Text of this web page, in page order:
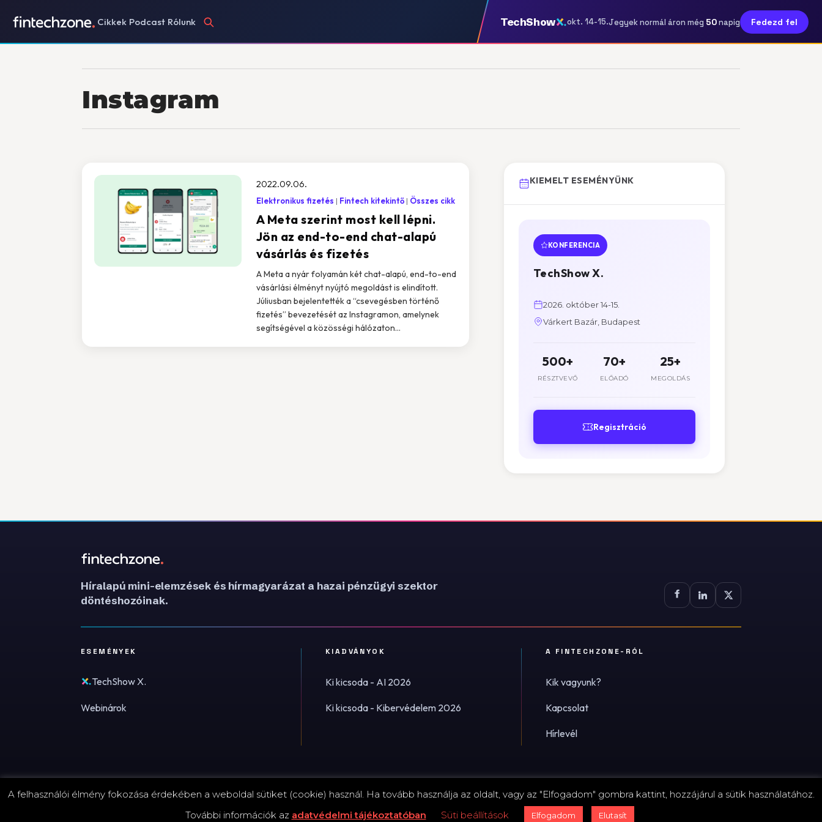
Cikkek Podcast Rólunk TechShow okt. 14-15.Jegyek normál áron még 50napig Fedezd fel
Instagram
A Meta szerint most kell lépni.
Jön az end-to-end chat-alapú
vásárlás és fizetés
2022.09.06.
Elektronikus fizetés Fintech kitekintő Összes cikk
A Meta a nyár folyamán két chat-alapú, end-to-end
vásárlási élményt nyújtó megoldást is elindított.
Júliusban bejelentették a “csevegésben történő
fizetés” bevezetését az Instagramon, amelynek
segítségével a közösségi hálózaton...
KIEMELT ESEMÉNYÜNK
KONFERENCIA
TechShow X.
2026. október 14-15.
Várkert Bazár, Budapest
500+
RÉSZTVEVŐ
70+
ELŐADÓ
25+
MEGOLDÁS
Regisztráció
Híralapú mini-elemzések és hírmagyarázat a hazai pénzügyi szektor
döntéshozóinak.
ESEMÉNYEK
TechShow X.
Webinárok
KIADVÁNYOK
Ki kicsoda - AI 2026
Ki kicsoda - Kibervédelem 2026
A FINTECHZONE-RÓL
Kik vagyunk?
Kapcsolat
Hírlevél
© 2026 FinTechZone.hu - A FinTech Group Kft. Impresszum · Adatvédelmi tájékoztató (PDF) Süti-beállítások
A felhasználói élmény fokozása érdekében a weboldal sütiket (cookie) használ. Ha tovább használja az oldalt, vagy az "Elfogadom" gombra kattint, hozzájárul a sütik használatához.
További információk az adatvédelmi tájékoztatóban Süti beállítások Elfogadom Elutasít